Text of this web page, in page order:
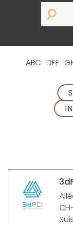
ABC DEF